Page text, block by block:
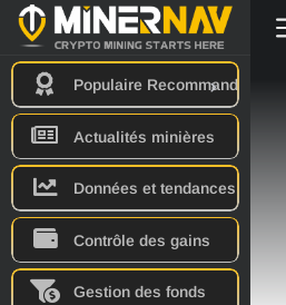
Populaire Recommander
Actualités minières
Données et tendances
Contrôle des gains
Gestion des fonds